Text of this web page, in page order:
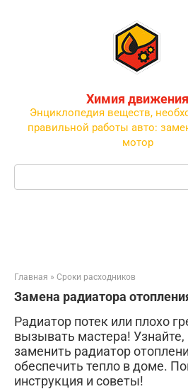
Химия движения
Энциклопедия веществ,
правильной работы авто:
мотор
Поиск:
Главная » Сроки расходников
Замена радиатора
Радиатор потек или плохо
вызывать мастера! Узнайте,
заменить радиатор
обеспечить тепло в доме.
инструкция и советы!